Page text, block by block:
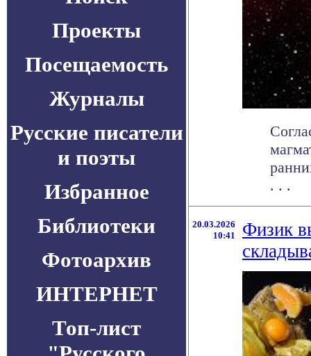
Проекты
Посещаемость
Журналы
Русские писатели
и поэты
Избранное
Библиотеки
Фотоархив
ИНТЕРНЕТ
Топ-лист
. . .
20.03.2026
10:41
Физик